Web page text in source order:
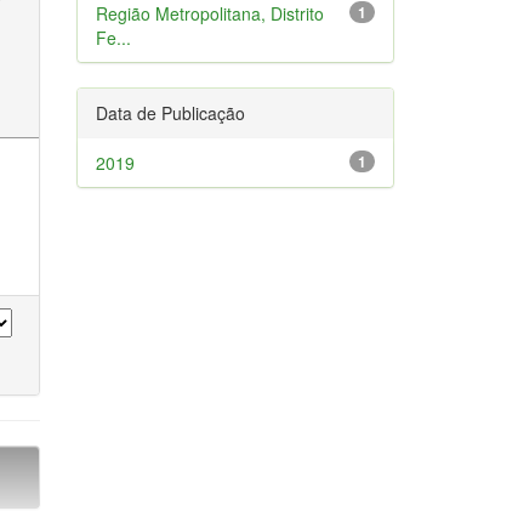
1
Região Metropolitana, Distrito
Fe...
Data de Publicação
1
2019